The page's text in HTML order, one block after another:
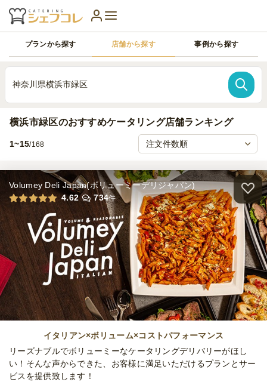
プランから探す 店舗から探す 事例から探す
神奈川県横浜市緑区
横浜市緑区のおすすめケータリング店舗ランキング
1~15/168
Volumey Deli Japan(ボリューミーデリジャパン)
4.62
734件
イタリアン×ボリューム×コストパフォーマンス
リーズナブルでボリューミーなケータリングデリバリーがほし
い！そんな声からできた、お客様に満足いただけるプランとサー
ビスを提供致します！